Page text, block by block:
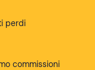
perdi
commissioni